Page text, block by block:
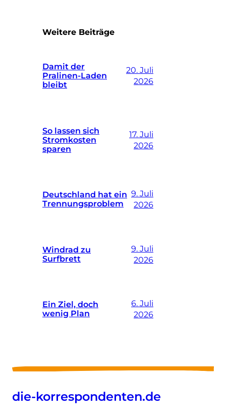
Weitere Beiträge
Damit der
Pralinen-Laden
bleibt
20. Juli
2026
So lassen sich
Stromkosten
sparen
17. Juli
2026
Deutschland hat ein
Trennungsproblem
9. Juli
2026
Windrad zu
Surfbrett
9. Juli
2026
Ein Ziel, doch
wenig Plan
6. Juli
2026
die-korrespondenten.de